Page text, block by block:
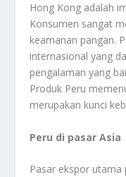
Hong Kong adalah
Konsumen sangat
keamanan pangan.
internasional yang
pengalaman yang
Produk Peru
merupakan kunci
Peru di pasar Asia
Pasar ekspor utama